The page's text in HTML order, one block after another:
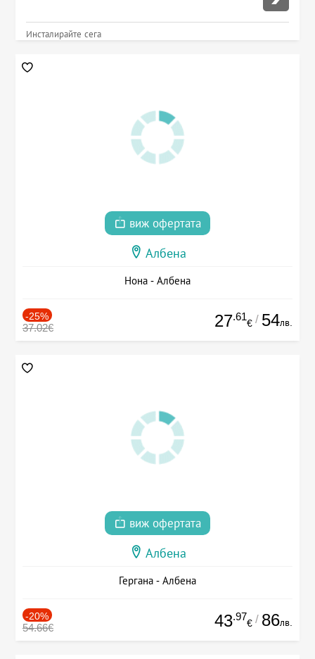
Инсталирайте сега
виж офертата
Албена
Нона - Албена
-25%
37.02€ 27.61
€ / 54лв.
виж офертата
Албена
Гергана - Албена
-20%
54.66€ 43.97
€ / 86лв.